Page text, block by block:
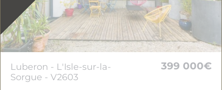
Luberon - L'Isle-sur-la-
Sorgue - V2603
399 000€